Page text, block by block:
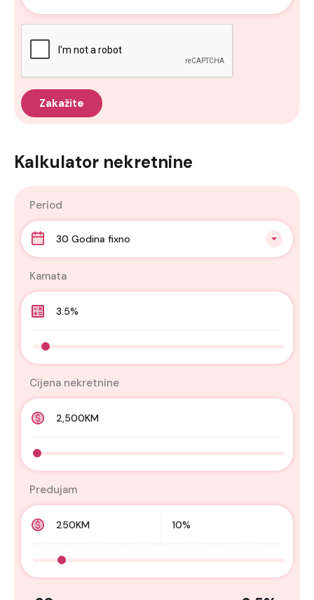
Kalkulator nekretnine
Period
30 Godina fixno
Kamata
Cijena nekretnine
Predujam